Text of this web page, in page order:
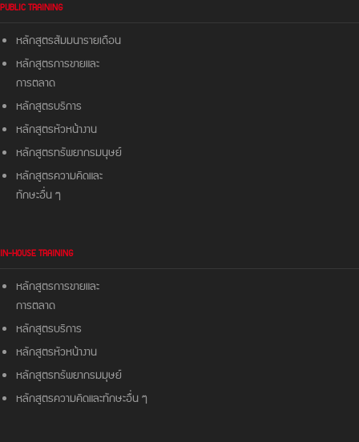
PUBLIC TRAINING
หลักสูตรสัมมนารายเดือน
หลักสูตรการขายและ
การตลาด
หลักสูตรบริการ
หลักสูตรหัวหน้างาน
หลักสูตรทรัพยากรมนุษย์
หลักสูตรความคิดและ
ทักษะอื่น ๆ
IN-HOUSE TRAINING
หลักสูตรการขายและ
การตลาด
หลักสูตรบริการ
หลักสูตรหัวหน้างาน
หลักสูตรทรัพยากรมมุษย์
หลักสูตรความคิดและทักษะอื่น ๆ